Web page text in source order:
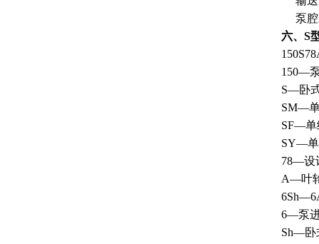
泵腔
六、S
150—
S—卧
SM—
SF—单
SY—单
78—设
A—叶
6—泵
Sh—卧